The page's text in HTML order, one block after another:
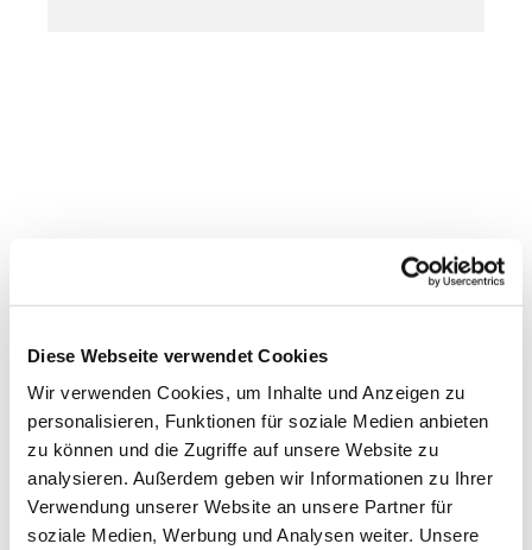
Diese Webseite verwendet Cookies
Wir verwenden Cookies, um Inhalte und Anzeigen zu
personalisieren, Funktionen für soziale Medien anbieten
zu können und die Zugriffe auf unsere Website zu
analysieren. Außerdem geben wir Informationen zu Ihrer
Verwendung unserer Website an unsere Partner für
soziale Medien, Werbung und Analysen weiter. Unsere